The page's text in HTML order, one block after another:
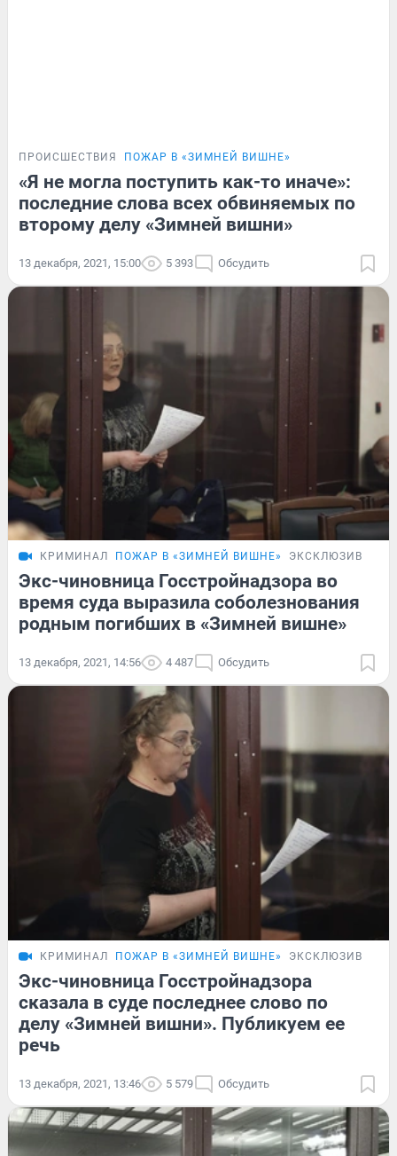
ПРОИСШЕСТВИЯ ПОЖАР В «ЗИМНЕЙ ВИШНЕ»
«Я не могла поступить как-то иначе»:
последние слова всех обвиняемых по
второму делу «Зимней вишни»
13 декабря, 2021, 15:00 5 393 Обсудить
КРИМИНАЛ ПОЖАР В «ЗИМНЕЙ ВИШНЕ» ЭКСКЛЮЗИВ
Экс-чиновница Госстройнадзора во
время суда выразила соболезнования
родным погибших в «Зимней вишне»
13 декабря, 2021, 14:56 4 487 Обсудить
КРИМИНАЛ ПОЖАР В «ЗИМНЕЙ ВИШНЕ» ЭКСКЛЮЗИВ
Экс-чиновница Госстройнадзора
сказала в суде последнее слово по
делу «Зимней вишни». Публикуем ее
речь
13 декабря, 2021, 13:46 5 579 Обсудить